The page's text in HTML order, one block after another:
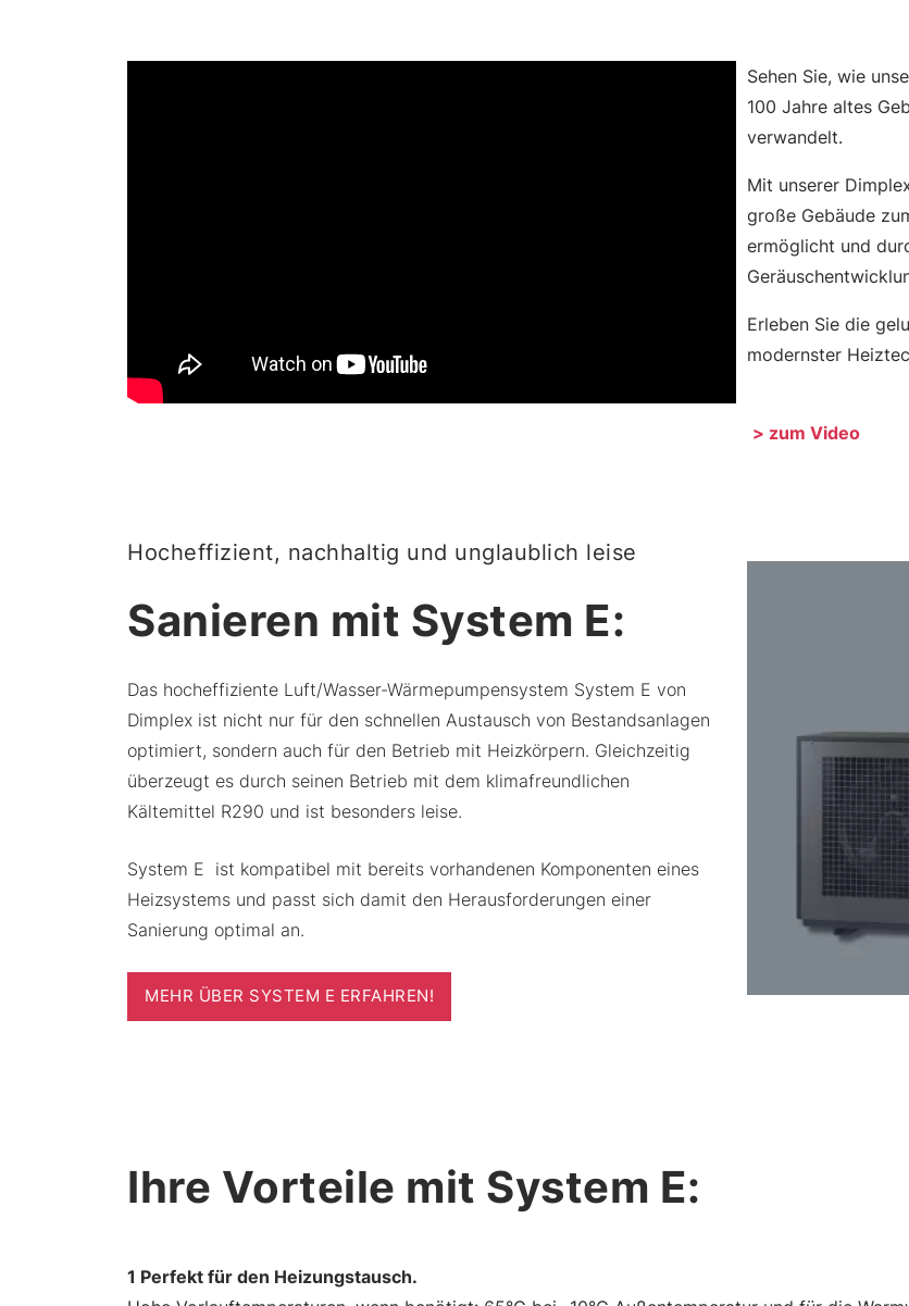
Sehen Sie, wie
100 Jahre altes
verwandelt.
Mit unserer
große Gebäude
ermöglicht und
Erleben Sie die
modernster
> zum Video
Hocheffizient, nachhaltig und unglaublich leise
Sanieren mit System E:
Das hocheffiziente Luft/Wasser-­Wärmepumpensystem System E von
Dimplex ist nicht nur für den schnellen Austausch von Bestandsanlagen
optimiert, sondern auch für den Betrieb mit Heizkörpern. Gleichzeitig
überzeugt es durch seinen Betrieb mit dem klimafreundlichen
Kältemittel R290 und ist besonders leise.
System E ist kompatibel mit bereits vorhandenen Komponenten eines
Heizsystems und passt sich damit den Herausforderungen einer
Sanierung optimal an.
MEHR ÜBER SYSTEM E ERFAHREN!
Ihre Vorteile mit System E:
1 Perfekt für den Heizungstausch.